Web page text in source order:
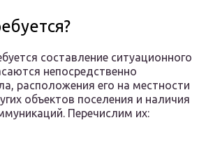
составление ситуационного
непосредственно
расположения его на местности
объектов поселения и наличия
Перечислим их: